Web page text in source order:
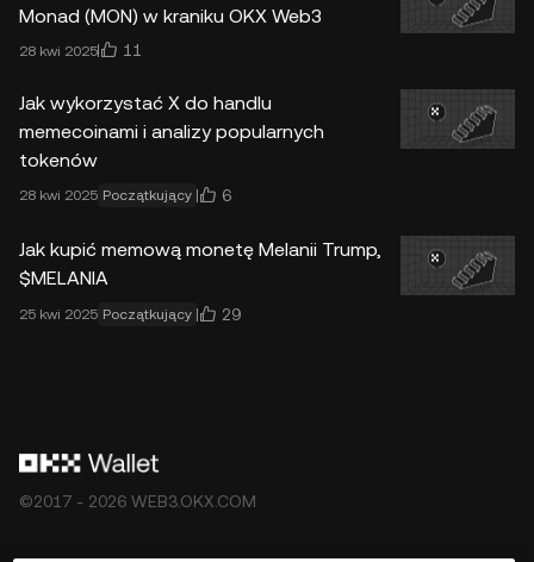
Monad (MON) w kraniku OKX Web3
28 kwi 2025 11
Jak wykorzystać X do handlu
memecoinami i analizy popularnych
tokenów
28 kwi 2025 Początkujący 6
Jak kupić memową monetę Melanii Trump,
$MELANIA
25 kwi 2025 Początkujący 29
©2017 - 2026 WEB3.OKX.COM